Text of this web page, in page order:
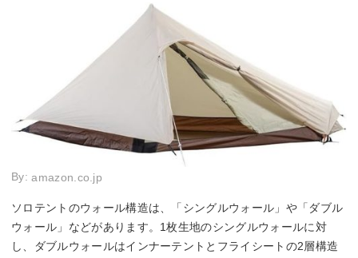
By:amazon.co.jp
ソロテントのウォール構造は、「シングルウォール」や「ダブル
ウォール」などがあります。1枚生地のシングルウォールに対
し、ダブルウォールはインナーテントとフライシートの2層構造